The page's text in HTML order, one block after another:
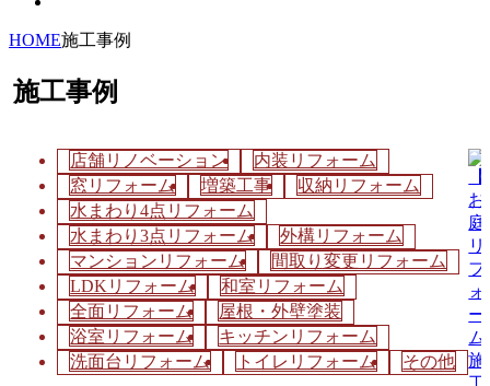
HOME施工事例
施工事例
店舗リノベーション
内装リフォーム
窓リフォーム
増築工事
収納リフォーム
水まわり4点リフォーム
水まわり3点リフォーム
外構リフォーム
マンションリフォーム
間取り変更リフォーム
LDKリフォーム
和室リフォーム
全面リフォーム
屋根・外壁塗装
浴室リフォーム
キッチンリフォーム
洗面台リフォーム
トイレリフォーム その他